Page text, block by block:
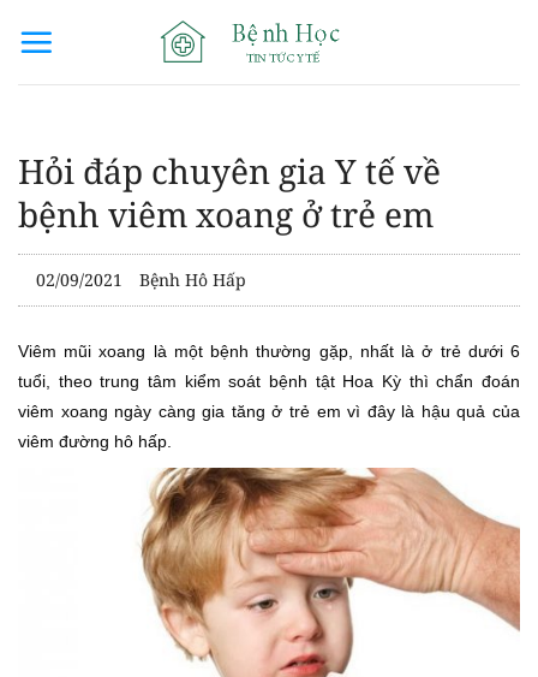
qua
Hỏi đáp chuyên gia Y tế về
bệnh viêm xoang ở trẻ em
02/09/2021 Bệnh Hô Hấp
Viêm mũi xoang là một bệnh thường gặp, nhất là ở trẻ dưới 6
tuổi, theo trung tâm kiểm soát bệnh tật Hoa Kỳ thì chẩn đoán
viêm xoang ngày càng gia tăng ở trẻ em vì đây là hậu quả của
viêm đường hô hấp.